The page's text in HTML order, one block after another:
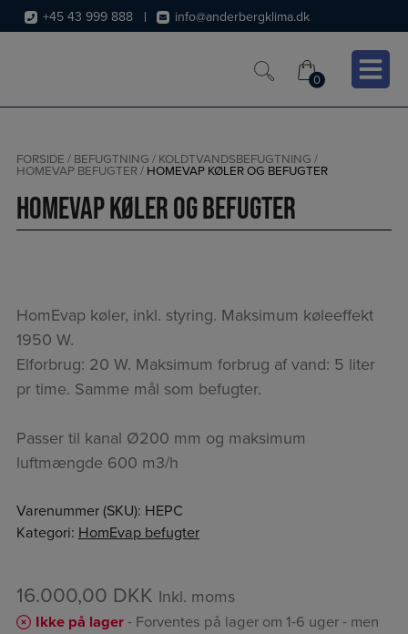
Hop
til
+45 43 999 888 info@anderbergklima.dk
0
0
FORSIDE / BEFUGTNING / KOLDTVANDSBEFUGTNING /
HOMEVAP BEFUGTER/ HOMEVAP KØLER OG BEFUGTER
HomEvap køler og befugter
HomEvap køler, inkl. styring. Maksimum køleeffekt
1950 W.
Elforbrug: 20 W. Maksimum forbrug af vand: 5 liter
pr time. Samme mål som befugter.
Passer til kanal Ø200 mm og maksimum
luftmængde 600 m3/h
Varenummer (SKU): HEPC
Kategori: HomEvap befugter
16.000,00 DKK Inkl. moms
Ikke på lager- Forventes på lager om 1-6 uger - men